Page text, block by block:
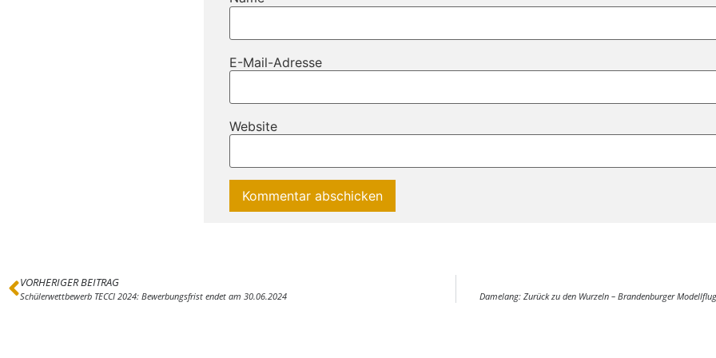
E-Mail-Adresse
Website
VORHERIGER BEITRAG
Schülerwettbewerb TECCI 2024: Bewerbungsfrist endet am 30.06.2024 Damelang: Zurück zu den Wurzeln – Brandenburger